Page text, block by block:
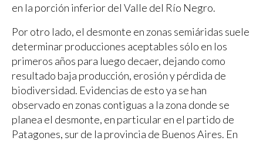
en la porción inferior del Valle del Río Negro.
Por otro lado, el desmonte en zonas semiáridas suele
determinar producciones aceptables sólo en los
primeros años para luego decaer, dejando como
resultado baja producción, erosión y pérdida de
biodiversidad. Evidencias de esto ya se han
observado en zonas contiguas a la zona donde se
planea el desmonte, en particular en el partido de
Patagones, sur de la provincia de Buenos Aires. En